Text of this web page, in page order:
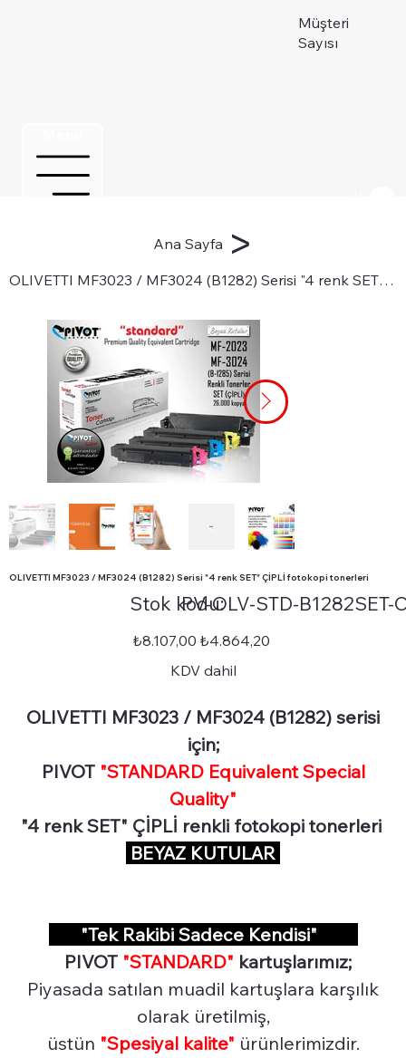
Müşteri
Sayısı
Ana Sayfa >
OLIVETTI MF3023 / MF3024 (B1282) Serisi "4 renk SET" ÇİPLİ fotokopi tonerleri
OLIVETTI MF3023 / MF3024 (B1282) Serisi "4 renk SET" ÇİPLİ fotokopi tonerleri
Stok kodu:
kodu:
STD-
B1282SET-
PV-OLV-STD-B1282SET-
Orijinal
fiyat
₺8.107,00 İndirimli
fiyat
₺4.864,20
KDV dahil
OLIVETTI MF3023 / MF3024 (B1282) serisi
için;
PIVOT "STANDARD Equivalent Special
Quality"
"4 renk SET" ÇİPLİ renkli fotokopi tonerleri
BEYAZ KUTULAR
"Tek Rakibi Sadece Kendisi"
PIVOT "STANDARD" kartuşlarımız;
Piyasada satılan muadil kartuşlara karşılık
olarak üretilmiş,
üstün "Spesiyal kalite" ürünlerimizdir.